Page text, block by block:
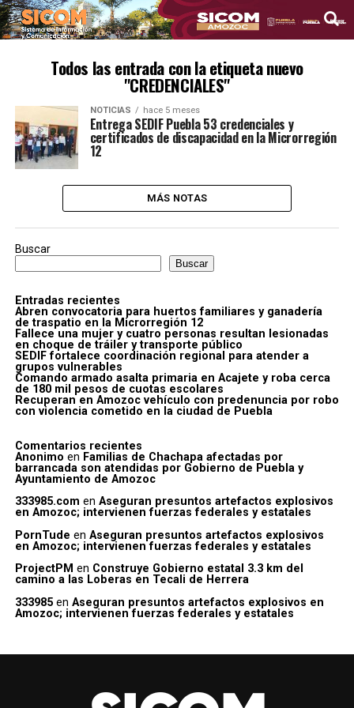
Todos las entrada con la etiqueta nuevo
"CREDENCIALES"
NOTICIAS hace 5 meses
Entrega SEDIF Puebla 53 credenciales y
certificados de discapacidad en la Microrregión
12
MÁS NOTAS
Buscar
Buscar
Entradas recientes
Abren convocatoria para huertos familiares y ganadería
de traspatio en la Microrregión 12
Fallece una mujer y cuatro personas resultan lesionadas
en choque de tráiler y transporte público
SEDIF fortalece coordinación regional para atender a
grupos vulnerables
Comando armado asalta primaria en Acajete y roba cerca
de 180 mil pesos de cuotas escolares
Recuperan en Amozoc vehículo con predenuncia por robo
con violencia cometido en la ciudad de Puebla
Comentarios recientes
Anonimo en Familias de Chachapa afectadas por
barrancada son atendidas por Gobierno de Puebla y
Ayuntamiento de Amozoc
333985.com en Aseguran presuntos artefactos explosivos
en Amozoc; intervienen fuerzas federales y estatales
PornTude en Aseguran presuntos artefactos explosivos
en Amozoc; intervienen fuerzas federales y estatales
ProjectPM en Construye Gobierno estatal 3.3 km del
camino a las Loberas en Tecali de Herrera
333985en Aseguran presuntos artefactos explosivos en
Amozoc; intervienen fuerzas federales y estatales